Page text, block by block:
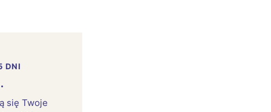
DNI
się Twoje